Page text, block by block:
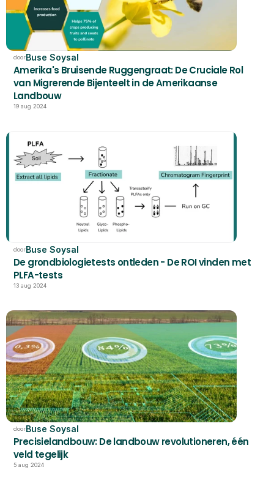
doorBuse Soysal
Amerika's Bruisende Ruggengraat: De Cruciale Rol
van Migrerende Bijenteelt in de Amerikaanse
Landbouw
19 aug 2024
doorBuse Soysal
De grondbiologietests ontleden - De ROI vinden met
PLFA-tests
13 aug 2024
doorBuse Soysal
Precisielandbouw: De landbouw revolutioneren, één
veld tegelijk
5 aug 2024